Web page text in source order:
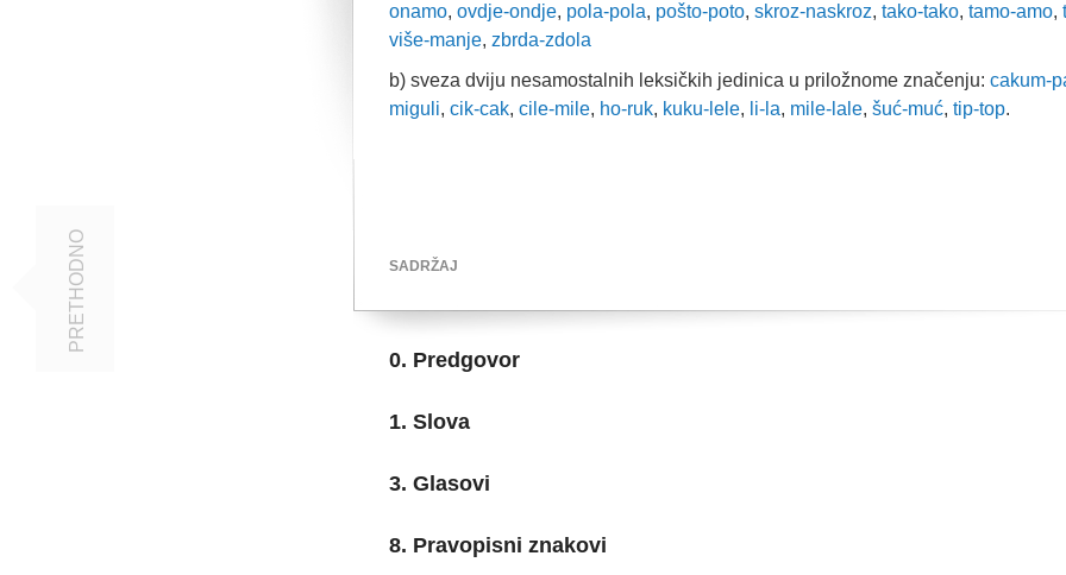
onamo, ovdje-ondje, pola-pola, pošto-poto, skroz-naskroz, tako-tako, tamo-amo,
više-manje, zbrda-zdola
b) sveza dviju nesamostalnih leksičkih jedinica u priložnome značenju: cakum-
miguli, cik-cak, cile-mile, ho-ruk, kuku-lele, li-la, mile-lale, šuć-muć, tip-top.
PRETHODNO SADRŽAJ
0. Predgovor
1. Slova
3. Glasovi
8. Pravopisni znakovi